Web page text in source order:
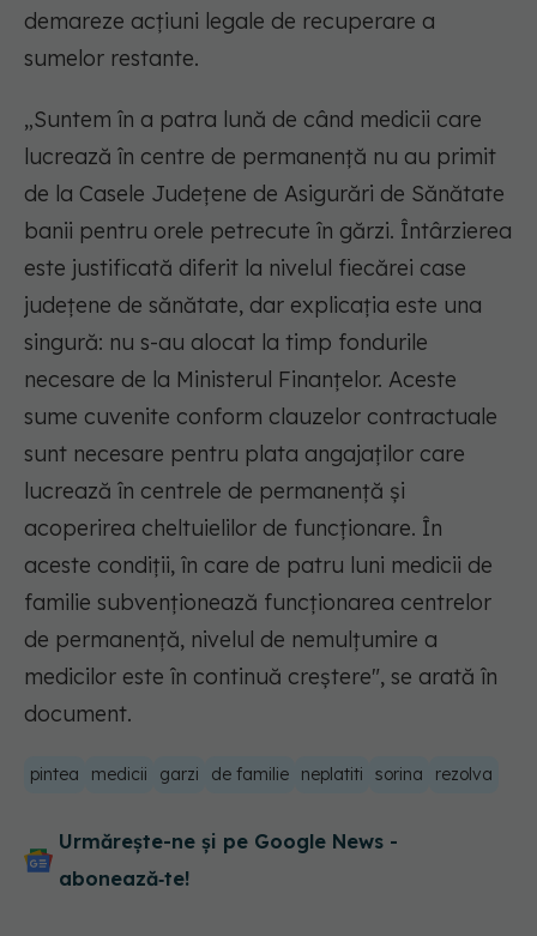
demareze acţiuni legale de recuperare a
sumelor restante.
„Suntem în a patra lună de când medicii care
lucrează în centre de permanenţă nu au primit
de la Casele Judeţene de Asigurări de Sănătate
banii pentru orele petrecute în gărzi. Întârzierea
este justificată diferit la nivelul fiecărei case
judeţene de sănătate, dar explicaţia este una
singură: nu s-au alocat la timp fondurile
necesare de la Ministerul Finanţelor. Aceste
sume cuvenite conform clauzelor contractuale
sunt necesare pentru plata angajaţilor care
lucrează în centrele de permanenţă şi
acoperirea cheltuielilor de funcţionare. În
aceste condiţii, în care de patru luni medicii de
familie subvenţionează funcţionarea centrelor
de permanenţă, nivelul de nemulţumire a
medicilor este în continuă creştere", se arată în
document.
pintea medicii garzi de familie neplatiti sorina rezolva
Urmărește-ne și pe Google News -
abonează‑te!